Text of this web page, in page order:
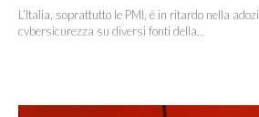
L’Italia, soprattutto le PMI, è in ritardo nella
cybersicurezza su diversi fonti della...